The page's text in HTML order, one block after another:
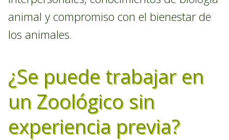
animal y compromiso con el bienestar de
los animales.
¿Se puede trabajar en
un Zoológico sin
experiencia previa?